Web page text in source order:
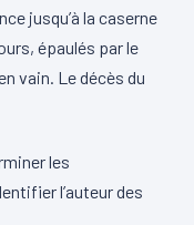
jusqu’à la caserne
épaulés par le
vain. Le décès du
les
l’auteur des